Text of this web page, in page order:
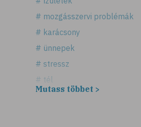
# mozgásszervi problémák
# karácsony
# ünnepek
# stressz
# tél
Mutass többet >